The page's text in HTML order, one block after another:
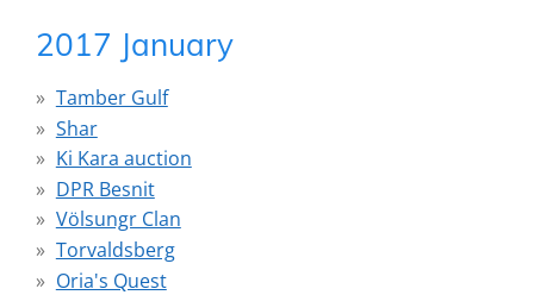
2017 January
Tamber Gulf
Shar
Ki Kara auction
DPR Besnit
Völsungr Clan
Torvaldsberg
Oria's Quest